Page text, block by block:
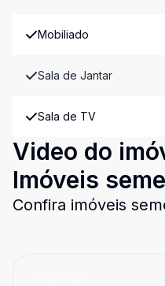
Mobiliado
Sala de Jantar
Sala de TV
Video do
Imóveis
Confira imóveis